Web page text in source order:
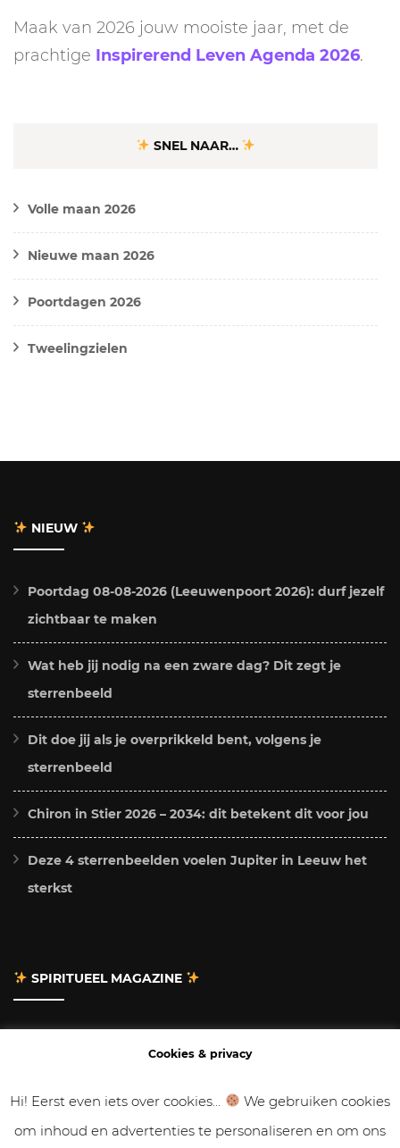
Maak van 2026 jouw mooiste jaar, met de
prachtige Inspirerend Leven Agenda 2026.
SNEL NAAR…
Volle maan 2026
Nieuwe maan 2026
Poortdagen 2026
Tweelingzielen
NIEUW
Poortdag 08-08-2026 (Leeuwenpoort 2026): durf jezelf
zichtbaar te maken
Wat heb jij nodig na een zware dag? Dit zegt je
sterrenbeeld
Dit doe jij als je overprikkeld bent, volgens je
sterrenbeeld
Chiron in Stier 2026 – 2034: dit betekent dit voor jou
Deze 4 sterrenbeelden voelen Jupiter in Leeuw het
sterkst
SPIRITUEEL MAGAZINE
Gastbloggen
Cookies & privacy
Hi! Eerst even iets over cookies...
We gebruiken cookies
om inhoud en advertenties te personaliseren en om ons